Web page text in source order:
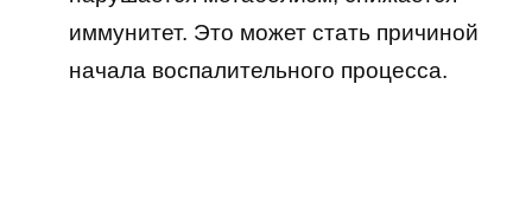
иммунитет. Это может стать причиной
начала воспалительного процесса.